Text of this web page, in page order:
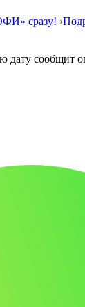
сразу! ›
дату сообщит